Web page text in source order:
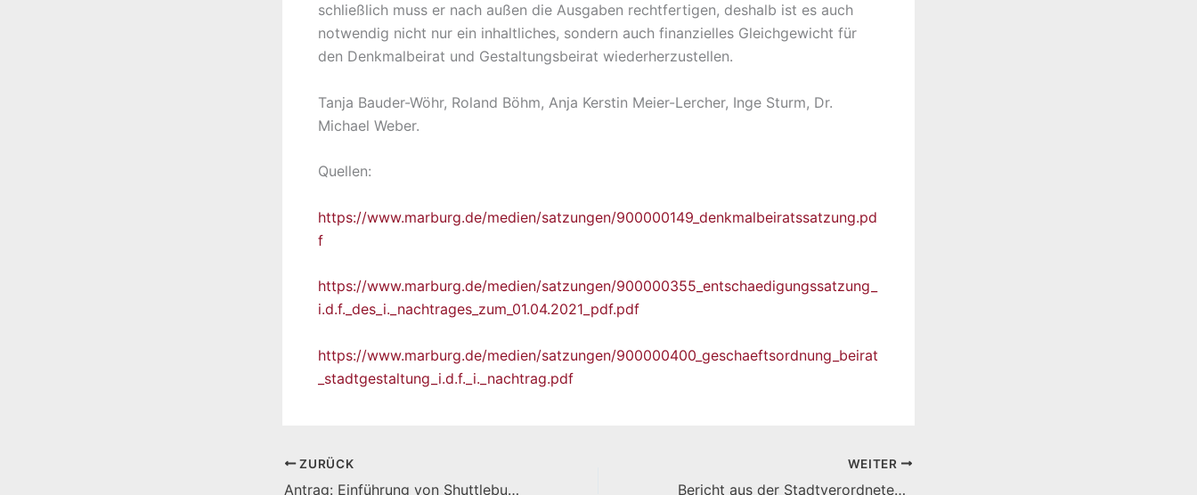
schließlich muss er nach außen die Ausgaben rechtfertigen, deshalb ist es auch
notwendig nicht nur ein inhaltliches, sondern auch finanzielles Gleichgewicht für
den Denkmalbeirat und Gestaltungsbeirat wiederherzustellen.
Tanja Bauder-Wöhr, Roland Böhm, Anja Kerstin Meier-Lercher, Inge Sturm, Dr.
Michael Weber.
Quellen:
https://www.marburg.de/medien/satzungen/900000149_denkmalbeiratssatzung.pd
f
https://www.marburg.de/medien/satzungen/900000355_entschaedigungssatzung_
i.d.f._des_i._nachtrages_zum_01.04.2021_pdf.pdf
https://www.marburg.de/medien/satzungen/900000400_geschaeftsordnung_beirat
_stadtgestaltung_i.d.f._i._nachtrag.pdf
ZURÜCK
Antrag: Einführung von Shuttlebus Verbindungen der Sportflächen in der Sportstadt Marburg
WEITER
Bericht aus der Stadtverordnetenversammlung vom 23- Februar 2024